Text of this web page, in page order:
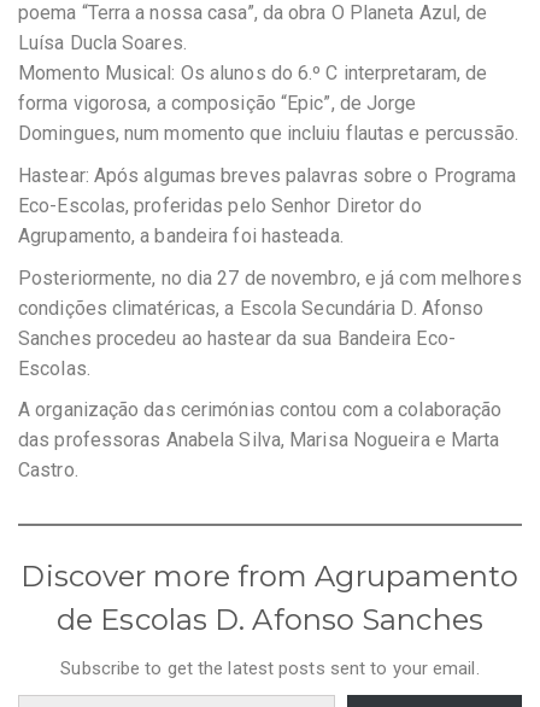
poema “Terra a nossa casa”, da obra O Planeta Azul, de
Luísa Ducla Soares.
Momento Musical: Os alunos do 6.º C interpretaram, de
forma vigorosa, a composição “Epic”, de Jorge
Domingues, num momento que incluiu flautas e percussão.
Hastear: Após algumas breves palavras sobre o Programa
Eco-Escolas, proferidas pelo Senhor Diretor do
Agrupamento, a bandeira foi hasteada.
Posteriormente, no dia 27 de novembro, e já com melhores
condições climatéricas, a Escola Secundária D. Afonso
Sanches procedeu ao hastear da sua Bandeira Eco-
Escolas.
A organização das cerimónias contou com a colaboração
das professoras Anabela Silva, Marisa Nogueira e Marta
Castro.
Discover more from Agrupamento
de Escolas D. Afonso Sanches
Subscribe to get the latest posts sent to your email.
Type your email…